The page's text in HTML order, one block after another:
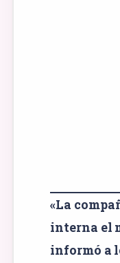
«La
interna el
informó a